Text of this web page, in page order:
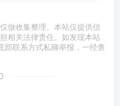
做收集整理。本站仅提供信
相关法律责任。如发现本站
部联系方式私聊举报，一经查